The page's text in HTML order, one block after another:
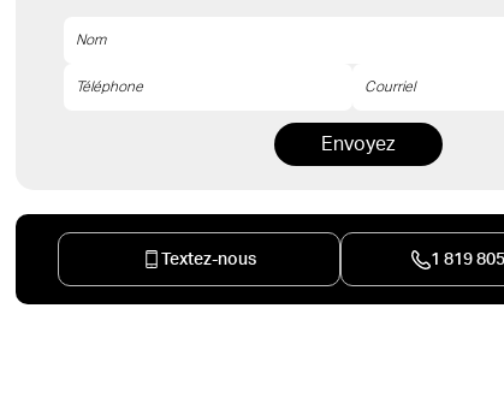
Envoyez
Textez-nous 1 819